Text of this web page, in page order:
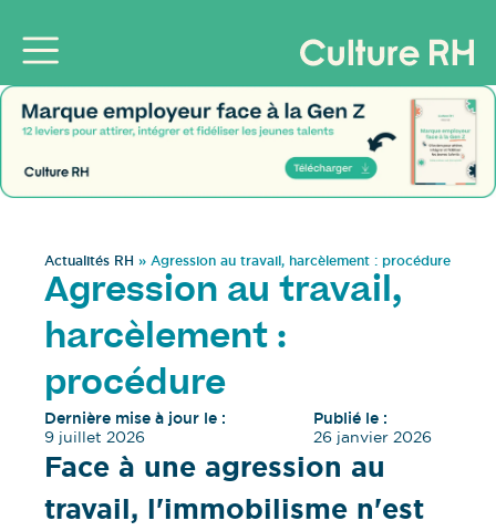
Actualités RH » Agression au travail, harcèlement : procédure
Agression au travail,
harcèlement :
procédure
Dernière mise à jour le :
9 juillet 2026
Publié le :
26 janvier 2026
Face à une agression au
travail, l'immobilisme n'est